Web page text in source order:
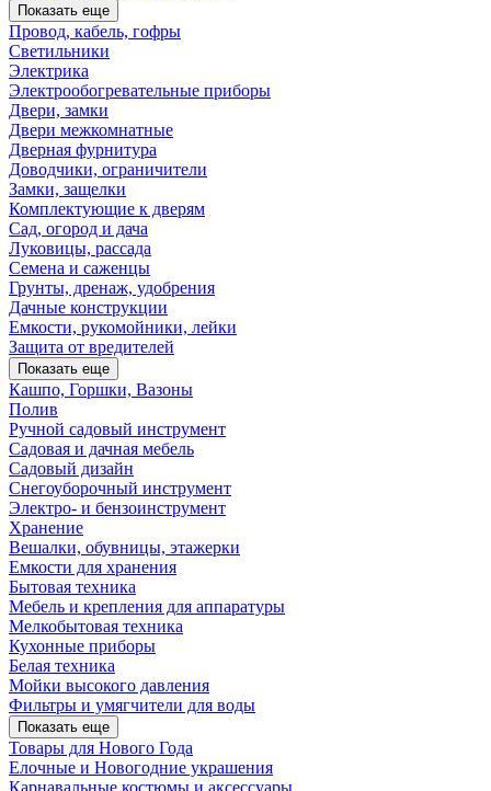
Показать еще
Провод, кабель, гофры
Светильники
Электрика
Электрообогревательные приборы
Двери, замки
Двери межкомнатные
Дверная фурнитура
Доводчики, ограничители
Замки, защелки
Комплектующие к дверям
Сад, огород и дача
Луковицы, рассада
Семена и саженцы
Грунты, дренаж, удобрения
Дачные конструкции
Емкости, рукомойники, лейки
Защита от вредителей
Показать еще
Кашпо, Горшки, Вазоны
Полив
Ручной садовый инструмент
Садовая и дачная мебель
Садовый дизайн
Снегоуборочный инструмент
Электро- и бензоинструмент
Хранение
Вешалки, обувницы, этажерки
Емкости для хранения
Бытовая техника
Мебель и крепления для аппаратуры
Мелкобытовая техника
Кухонные приборы
Белая техника
Мойки высокого давления
Фильтры и умягчители для воды
Показать еще
Товары для Нового Года
Елочные и Новогодние украшения
Карнавальные костюмы и аксессуары